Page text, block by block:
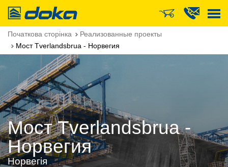
Doka
Початкова сторінка
Реализованные проекты
Мост Tverlandsbrua - Норвегия
Мост Tverlandsbrua -
Норвегия
Норвегія